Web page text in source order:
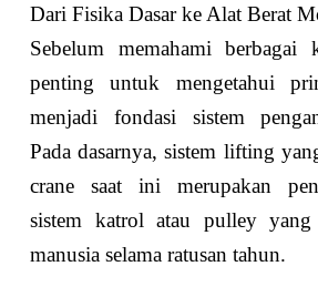
Dari Fisika Dasar ke Alat Berat
Sebelum memahami berbagai
penting untuk mengetahui
menjadi fondasi sistem
Pada dasarnya, sistem lifting
crane saat ini merupakan
sistem katrol atau pulley yang
manusia selama ratusan tahun.